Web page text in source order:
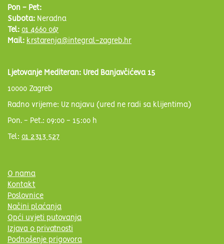
Pon - Pet:
Subota: Neradna
Tel: 01 4660 067
Mail: krstarenja@integral-zagreb.hr
Ljetovanje Mediteran: Ured Banjavčićeva 15
10000 Zagreb
Radno vrijeme: Uz najavu (ured ne radi sa klijentima)
Pon. - Pet.: 09:00 - 15:00 h
Tel: 01 2313 527
O nama
Kontakt
Poslovnice
Načini plaćanja
Opći uvjeti putovanja
Izjava o privatnosti
Podnošenje prigovora